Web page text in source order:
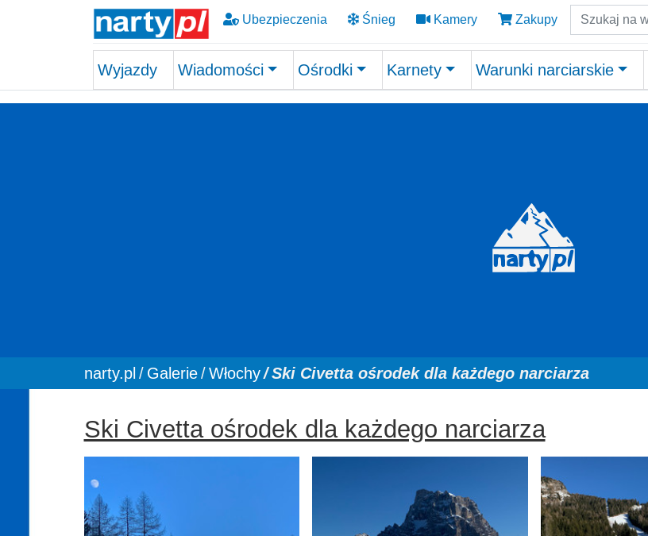
Ubezpieczenia Śnieg Kamery Zakupy Szukaj
Wyjazdy Wiadomości Ośrodki Karnety Warunki narciarskie
You are here:
narty.pl Galerie Włochy Ski Civetta ośrodek dla każdego narciarza
Ski Civetta ośrodek dla każdego narciarza